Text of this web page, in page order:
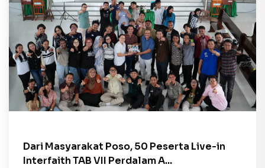
Dari Masyarakat Poso, 50 Peserta Live-in
Interfaith TAB VII Perdalam A...